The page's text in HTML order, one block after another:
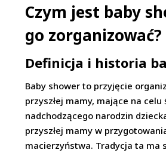
Czym jest baby
go zorganizować?
Definicja i historia
Baby shower to przyjęcie
przyszłej mamy, mające na
nadchodzącego narodzin
przyszłej mamy w
macierzyństwa. Tradycja ta ma